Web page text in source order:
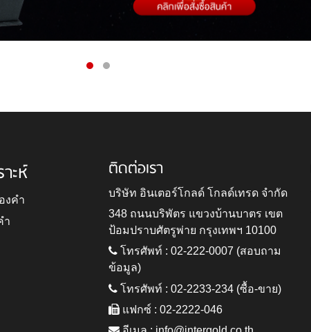
ะห์
งคำ
ำ
ติดต่อเรา
บริษัท อินเตอร์โกลด์ โกลด์เทรด จำกัด
348 ถนนบริพัตร แขวงบ้านบาตร เขต
ป้อมปราบศัตรูพ่าย กรุงเทพฯ 10100
โทรศัพท์ : 02-222-0007 (สอบถาม
ข้อมูล)
โทรศัพท์ : 02-2233-234 (ซื้อ-ขาย)
แฟกซ์ : 02-2222-046